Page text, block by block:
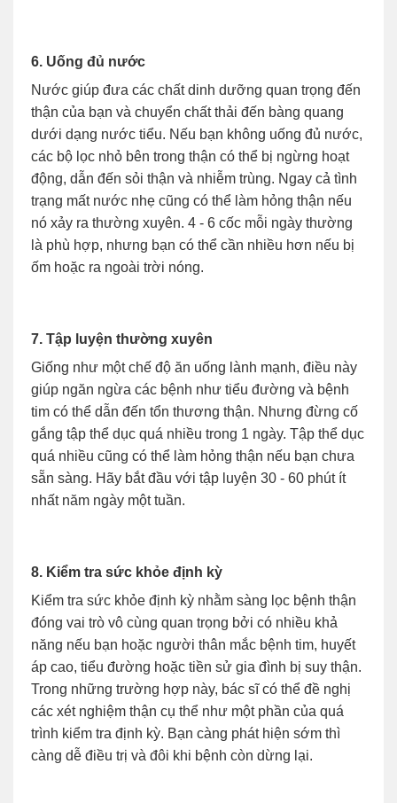
6. Uống đủ nước
Nước giúp đưa các chất dinh dưỡng quan trọng đến
thận của bạn và chuyển chất thải đến bàng quang
dưới dạng nước tiểu. Nếu bạn không uống đủ nước,
các bộ lọc nhỏ bên trong thận có thể bị ngừng hoạt
động, dẫn đến sỏi thận và nhiễm trùng. Ngay cả tình
trạng mất nước nhẹ cũng có thể làm hỏng thận nếu
nó xảy ra thường xuyên. 4 - 6 cốc mỗi ngày thường
là phù hợp, nhưng bạn có thể cần nhiều hơn nếu bị
ốm hoặc ra ngoài trời nóng.
7. Tập luyện thường xuyên
Giống như một chế độ ăn uống lành mạnh, điều này
giúp ngăn ngừa các bệnh như tiểu đường và bệnh
tim có thể dẫn đến tổn thương thận. Nhưng đừng cố
gắng tập thể dục quá nhiều trong 1 ngày. Tập thể dục
quá nhiều cũng có thể làm hỏng thận nếu bạn chưa
sẵn sàng. Hãy bắt đầu với tập luyện 30 - 60 phút ít
nhất năm ngày một tuần.
8. Kiểm tra sức khỏe định kỳ
Kiểm tra sức khỏe định kỳ nhằm sàng lọc bệnh thận
đóng vai trò vô cùng quan trọng bởi có nhiều khả
năng nếu bạn hoặc người thân mắc bệnh tim, huyết
áp cao, tiểu đường hoặc tiền sử gia đình bị suy thận.
Trong những trường hợp này, bác sĩ có thể đề nghị
các xét nghiệm thận cụ thể như một phần của quá
trình kiểm tra định kỳ. Bạn càng phát hiện sớm thì
càng dễ điều trị và đôi khi bệnh còn dừng lại.